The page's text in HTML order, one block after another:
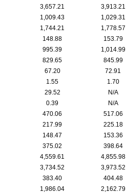
3,657.21 3,913.21
1,009.43 1,029.31
1,744.21 1,778.57
148.88 153.79
995.39 1,014.99
829.65 845.99
67.20 72.91
1.55 1.70
29.52 N/A
0.39 N/A
470.06 517.06
217.99 225.18
148.47 153.36
375.02 398.64
4,559.61 4,855.98
3,734.52 3,973.52
383.40 404.48
1,986.04 2,162.79